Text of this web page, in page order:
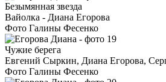
Безымянная звезда
Вайолка - Диана Егорова
Фото Галины Фесенко
Чужие берега
Евгений Сыркин, Диана Егорова,
Фото Галины Фесенко